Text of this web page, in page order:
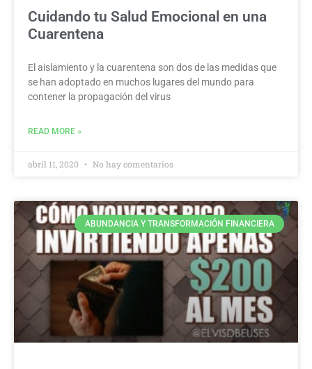
Cuidando tu Salud Emocional en una
Cuarentena
El aislamiento y la cuarentena son dos de las medidas que
se han adoptado en muchos lugares del mundo para
contener la propagación del virus
READ MORE »
abril 11, 2020 No hay comentarios
ABUNDANCIA Y TRANSFORMACIÓN FINANCIERA